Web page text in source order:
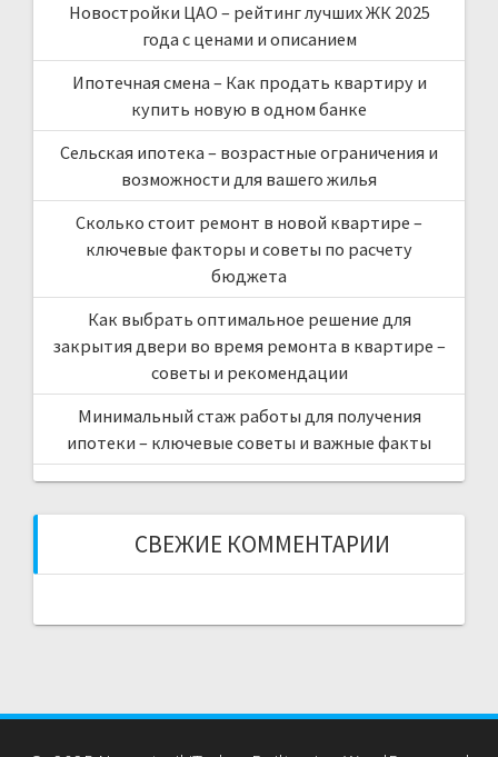
Новостройки ЦАО – рейтинг лучших ЖК 2025
года с ценами и описанием
Ипотечная смена – Как продать квартиру и
купить новую в одном банке
Сельская ипотека – возрастные ограничения и
возможности для вашего жилья
Сколько стоит ремонт в новой квартире –
ключевые факторы и советы по расчету
бюджета
Как выбрать оптимальное решение для
закрытия двери во время ремонта в квартире –
советы и рекомендации
Минимальный стаж работы для получения
ипотеки – ключевые советы и важные факты
СВЕЖИЕ КОММЕНТАРИИ